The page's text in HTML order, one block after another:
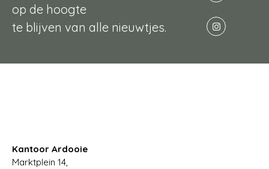
op de hoogte
te blijven van alle nieuwtjes.
Kantoor Ardooie
Marktplein 14,